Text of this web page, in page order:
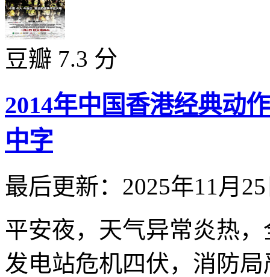
豆瓣 7.3 分
2014年中国香港经典动
中字
最后更新：2025年11月
平安夜，天气异常炎热
发电站危机四伏，消防